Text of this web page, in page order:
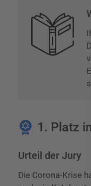
1. Platz
Urteil der Jury
Die Corona-Krise